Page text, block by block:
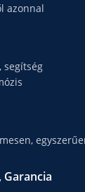
azonnal
segítség